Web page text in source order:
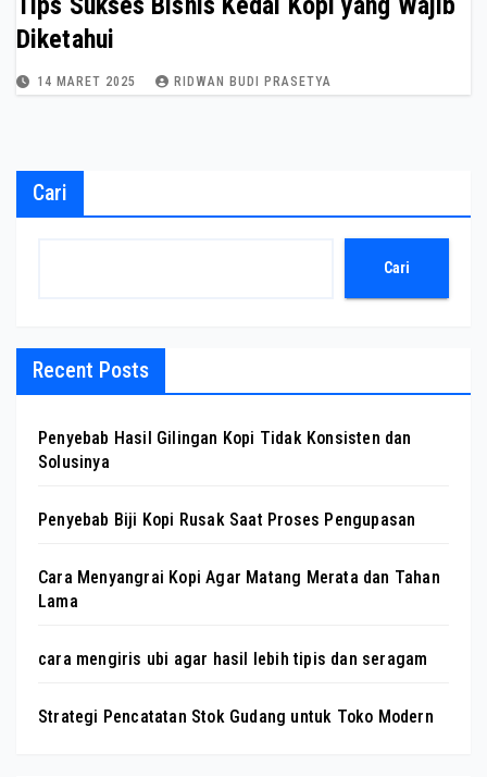
Diketahui
14 MARET 2025 RIDWAN BUDI PRASETYA
Cari
Cari
Recent Posts
Penyebab Hasil Gilingan Kopi Tidak Konsisten dan
Solusinya
Penyebab Biji Kopi Rusak Saat Proses Pengupasan
Cara Menyangrai Kopi Agar Matang Merata dan Tahan
Lama
cara mengiris ubi agar hasil lebih tipis dan seragam
Strategi Pencatatan Stok Gudang untuk Toko Modern